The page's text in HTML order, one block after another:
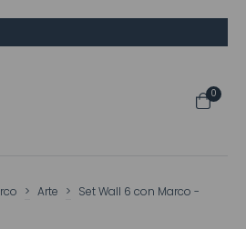
0
> Arte > Set Wall 6 con Marco -